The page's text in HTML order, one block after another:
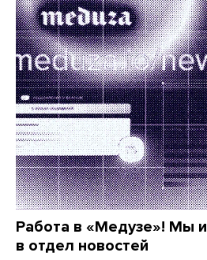
Работа в «Медузе»! Мы
в отдел новостей